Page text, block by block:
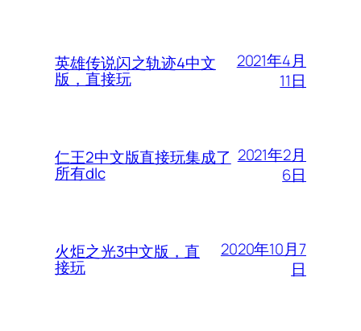
英雄传说闪之轨迹4中文
版，直接玩
2021年4月
11日
仁王2中文版直接玩集成了
所有dlc
2021年2月
6日
火炬之光3中文版，直
接玩
2020年10月7
日